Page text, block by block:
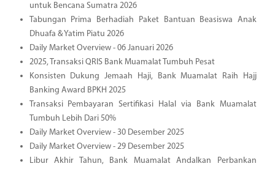
untuk Bencana Sumatra 2026
Tabungan Prima Berhadiah Paket Bantuan Beasiswa Anak
Dhuafa & Yatim Piatu 2026
Daily Market Overview - 06 Januari 2026
2025, Transaksi QRIS Bank Muamalat Tumbuh Pesat
Konsisten Dukung Jemaah Haji, Bank Muamalat Raih Hajj
Banking Award BPKH 2025
Transaksi Pembayaran Sertifikasi Halal via Bank Muamalat
Tumbuh Lebih Dari 50%
Daily Market Overview - 30 Desember 2025
Daily Market Overview - 29 Desember 2025
Libur Akhir Tahun, Bank Muamalat Andalkan Perbankan